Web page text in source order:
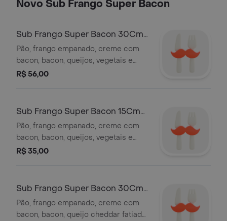
Novo Sub Frango Super Bacon
Sub Frango Super Bacon 30Cm
Customizado
Pão, frango empanado, creme com
bacon, bacon, queijos, vegetais e
molhos a sua escolha. imagem
R$ 56,00
Sub Frango Super Bacon 15Cm
Customizado
Pão, frango empanado, creme com
bacon, bacon, queijos, vegetais e
molhos a sua escolha. imagem
R$ 35,00
Sub Frango Super Bacon 30Cm
Receita Bacon Lovers
Pão, frango empanado, creme com
bacon, bacon, queijo cheddar fatiado,